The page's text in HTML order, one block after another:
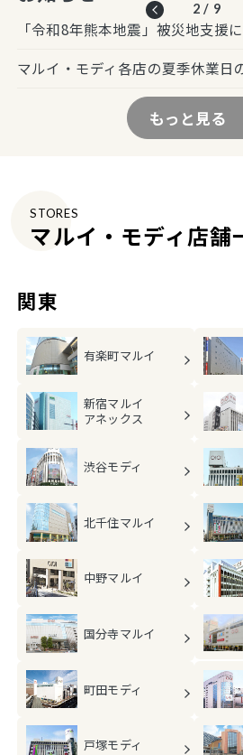
3 / 9
「令和8年熊本地震」被災地支援
マルイ・モディ各店の夏季休業日
もっと見る
STORES
マルイ・モディ店舗
関東
有楽町マルイ
新宿マルイ
アネックス
渋谷モディ
北千住マルイ
中野マルイ
国分寺マルイ
町田モディ
戸塚モディ